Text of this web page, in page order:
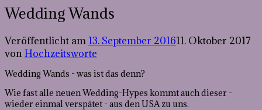
Wedding Wands
Veröffentlicht am 13. September 201611. Oktober 2017
vonHochzeitsworte
Wedding Wands - was ist das denn?
Wie fast alle neuen Wedding-Hypes kommt auch dieser -
wieder einmal verspätet - aus den USA zu uns.